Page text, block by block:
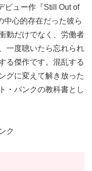
ビュー作『Still Out of
中心的存在だった彼ら
動だけでなく、労働者
一度聴いたら忘れられ
る傑作です。混乱する
グに変えて解き放った
・パンクの教科書とし
ク